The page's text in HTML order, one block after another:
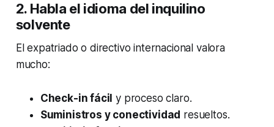
2. Habla el idioma del inquilino
solvente
El expatriado o directivo internacional valora
mucho:
Check-in fácil y proceso claro.
Suministros y conectividad resueltos.